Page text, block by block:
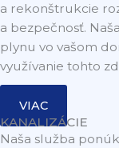
a rekonštrukcie
a bezpečnosť.
plynu vo vašom
využívanie tohto
VIAC
KANALIZÁCIE
Naša služba